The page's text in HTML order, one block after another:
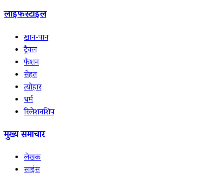
लाइफस्टाइल
खान-पान
ट्रैवल
फैशन
सेहत
त्योहार
धर्म
रिलेशनशिप
मुख्य समाचार
लेखक
साइंस